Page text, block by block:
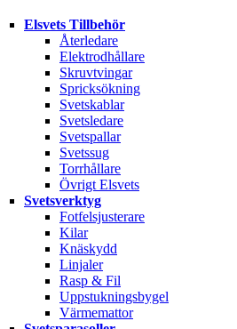
Elsvets Tillbehör
Återledare
Elektrodhållare
Skruvtvingar
Spricksökning
Svetskablar
Svetsledare
Svetspallar
Svetssug
Torrhållare
Övrigt Elsvets
Svetsverktyg
Fotfelsjusterare
Kilar
Knäskydd
Linjaler
Rasp & Fil
Uppstukningsbygel
Värmemattor